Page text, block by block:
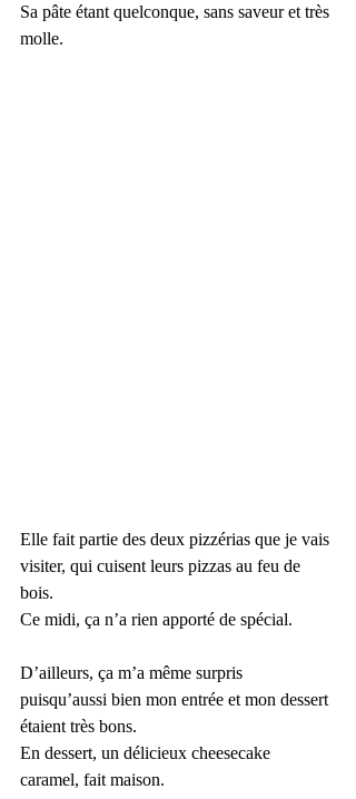
Sa pâte étant quelconque, sans saveur et très
molle.
Elle fait partie des deux pizzérias que je vais
visiter, qui cuisent leurs pizzas au feu de
bois.
Ce midi, ça n’a rien apporté de spécial.
D’ailleurs, ça m’a même surpris
puisqu’aussi bien mon entrée et mon dessert
étaient très bons.
En dessert, un délicieux cheesecake
caramel, fait maison.